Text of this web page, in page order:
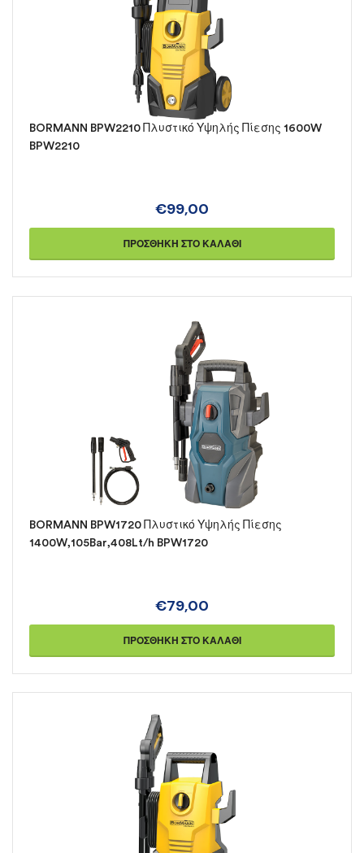
BORMANN BPW2210 Πλυστικό Υψηλής Πίεσης 1600W
BPW2210
€99,00
ΠΡΟΣΘΉΚΗ ΣΤΟ ΚΑΛΆΘΙ
BORMANN BPW1720 Πλυστικό Υψηλής Πίεσης
1400W,105Bar,408Lt/h BPW1720
€79,00
ΠΡΟΣΘΉΚΗ ΣΤΟ ΚΑΛΆΘΙ